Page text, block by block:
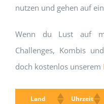
nutzen und gehen auf
Wenn du Lust auf
Challenges, Kombis
doch kostenlos unserem
Land Uhrzeit